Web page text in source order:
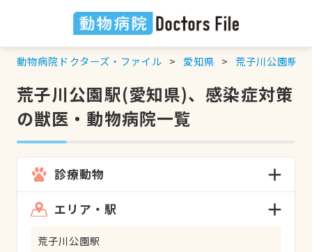
動物病院ドクターズ・ファイル 愛知県 荒子川公園駅
荒子川公園駅(愛知県)、感染症対策
の獣医・動物病院一覧
診療動物
エリア・駅
荒子川公園駅